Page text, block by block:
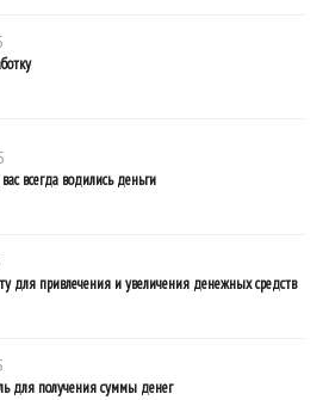
всегда водились деньги
для привлечения и увеличения денежных средств
для получения суммы денег